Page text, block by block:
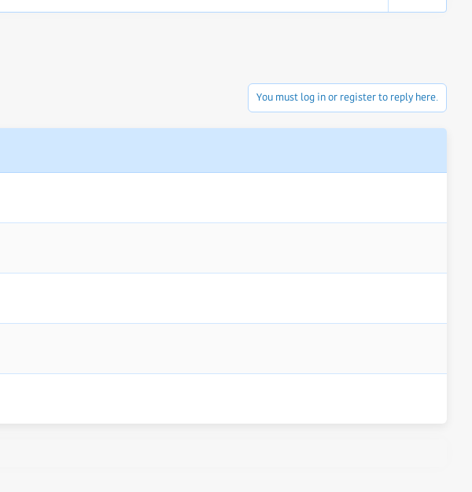
You must log in or register to reply here.